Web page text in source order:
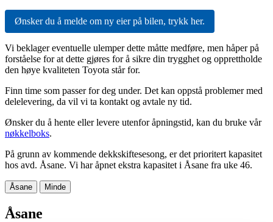
Ønsker du å melde om ny eier på bilen, trykk her.
Vi beklager eventuelle ulemper dette måtte medføre, men håper på
forståelse for at dette gjøres for å sikre din trygghet og opprettholde
den høye kvaliteten Toyota står for.
Finn time som passer for deg under. Det kan oppstå problemer med
delelevering, da vil vi ta kontakt og avtale ny tid.
Ønsker du å hente eller levere utenfor åpningstid, kan du bruke vår
nøkkelboks.
På grunn av kommende dekkskiftesesong, er det prioritert kapasitet
hos avd. Åsane. Vi har åpnet ekstra kapasitet i Åsane fra uke 46.
Åsane Minde
Åsane